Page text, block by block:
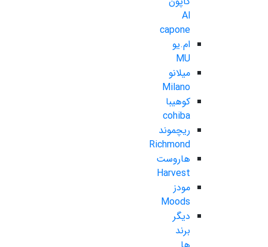
Al
capone
ام.یو
MU
میلانو
Milano
کوهیبا
cohiba
ریچموند
Richmond
هاروست
Harvest
مودز
Moods
دیگر
برند